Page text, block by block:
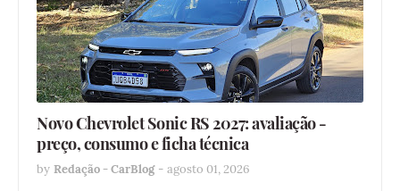
Novo Chevrolet Sonic RS 2027: avaliação -
preço, consumo e ficha técnica
by Redação - CarBlog - agosto 01, 2026